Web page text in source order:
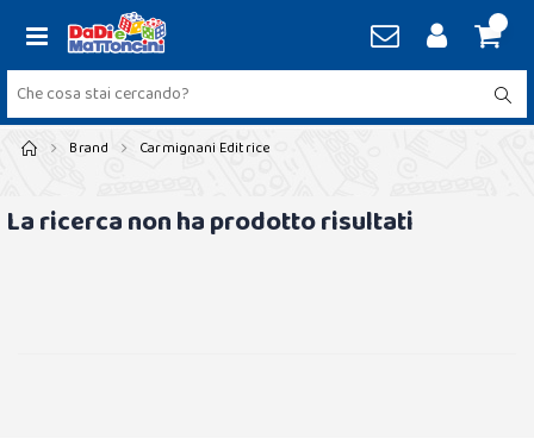
Brand Carmignani Editrice
La ricerca non ha prodotto risultati